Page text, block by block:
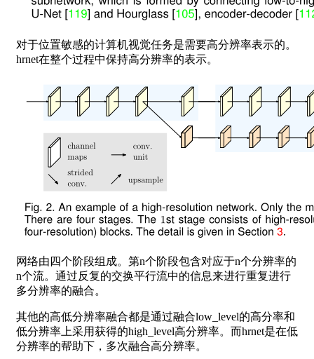
对于位置敏感的计算机视觉任务是需要高分辨率表示的。
hrnet在整个过程中保持高分辨率的表示。
网络由四个阶段组成。第n个阶段包含对应于n个分辨率的
n个流。通过反复的交换平行流中的信息来进行重复进行
多分辨率的融合。
其他的高低分辨率融合都是通过融合low_level的高分率和
低分辨率上采用获得的high_level高分辨率。而hrnet是在低
分辨率的帮助下，多次融合高分辨率。